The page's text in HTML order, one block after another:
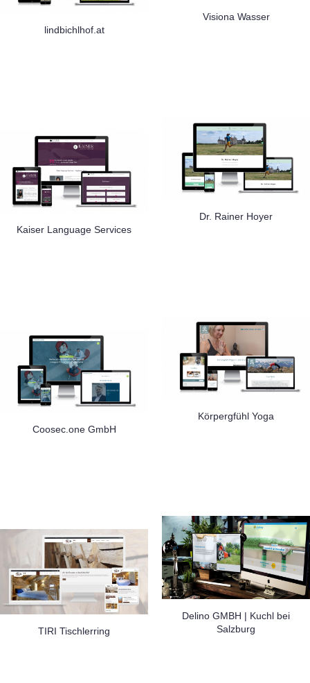
Visiona Wasser
lindbichlhof.at
Dr. Rainer Hoyer
Kaiser Language Services
Körpergfühl Yoga
Coosec.one GmbH
Delino GMBH | Kuchl bei
Salzburg
TIRI Tischlerring